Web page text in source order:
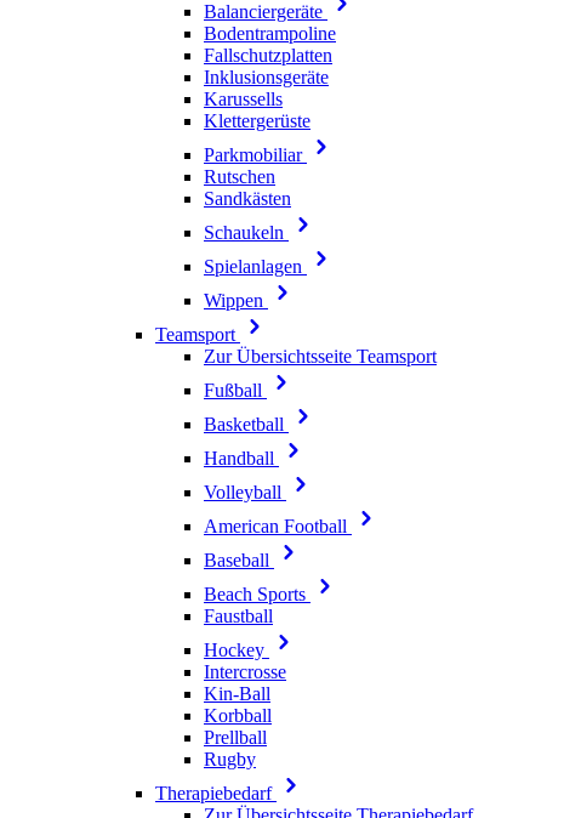
Balanciergeräte
Bodentrampoline
Fallschutzplatten
Inklusionsgeräte
Karussells
Klettergerüste
Parkmobiliar
Rutschen
Sandkästen
Schaukeln
Spielanlagen
Wippen
Teamsport
Zur Übersichtsseite Teamsport
Fußball
Basketball
Handball
Volleyball
American Football
Baseball
Beach Sports
Faustball
Hockey
Intercrosse
Kin-Ball
Korbball
Prellball
Rugby
Therapiebedarf